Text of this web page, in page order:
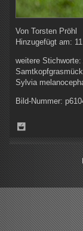
Von Torsten Pröhl
Hinzugefügt am:
weitere Stichworte:
Sylvia
Bild-Nummer: